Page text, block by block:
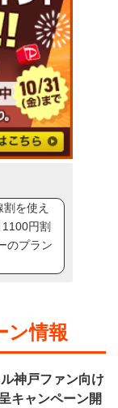
を使え
円割
のプラン
ン情報
神戸ファン向け
キャンペーン開